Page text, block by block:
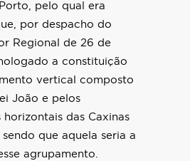
pelo qual era
por despacho do
Regional de 26 de
a constituição
vertical composto
João e pelos
das Caxinas
que aquela seria a
agrupamento.